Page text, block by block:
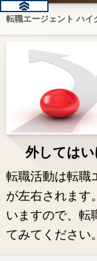
転職エージェント ハイ
外しては
転職活動は転職
が左右されます
いますので、転
てみてください。